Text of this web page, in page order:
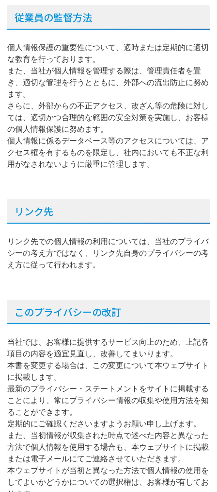
従業員の監督方法
個人情報保護の重要性について、適時または定期的に適切
な教育を行っております。
また、当社が個人情報を管理する際は、管理責任者を置
き、適切な管理を行うとともに、外部への流出防止に努め
ます。
さらに、外部からの不正アクセス、改ざん等の危険に対し
ては、適切かつ合理的な範囲の安全対策を実施し、お客様
の個人情報保護に努めます。
個人情報に係るデータベース等のアクセスについては、ア
クセス権を有するものを限定し、社内においても不正な利
用がなされないように厳重に管理します。
リンク先
リンク先での個人情報の利用については、当社のプライバ
シーの考え方ではなく、リンク先自身のプライバシーの考
え方に従って行われます。
このプライバシーの改訂
当社では、お客様に提供するサービス向上のため、上記各
項目の内容を適宜見直し、改善してまいります。
本書を変更する場合は、この変更について本ウェブサイト
に掲載します。
最新のプライバシー・ステートメントをサイトに掲載する
ことにより、常にプライバシー情報の収集や使用方法を知
ることができます。
定期的にご確認くださいますようお願い申し上げます。
また、当初情報が収集された時点で述べた内容と異なった
方法で個人情報を使用する場合も、本ウェブサイトに掲載
または電子メールにてご連絡させていただきます。
本ウェブサイトが当初と異なった方法で個人情報の使用を
してよいかどうかについての選択権は、お客様が有してお